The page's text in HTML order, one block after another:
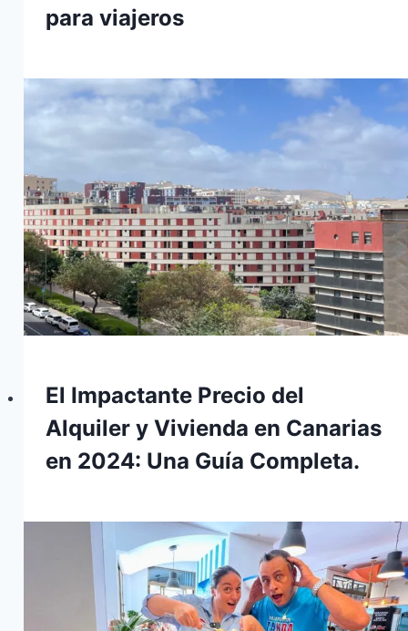
para viajeros
El Impactante Precio del
Alquiler y Vivienda en Canarias
en 2024: Una Guía Completa.